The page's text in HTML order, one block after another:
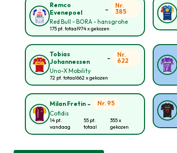
Remco
Evenepoel
-
Nr.
385
Red Bull - BORA - hansgrohe
175 pt. totaal974 x gekozen
Tobias
Johannessen
-
Nr.
622
Uno-X Mobility
72 pt. totaal662 x gekozen
Milan Fretin -
Nr. 95
Cofidis
14 pt.
vandaag
55 pt.
totaal
355 x
gekozen